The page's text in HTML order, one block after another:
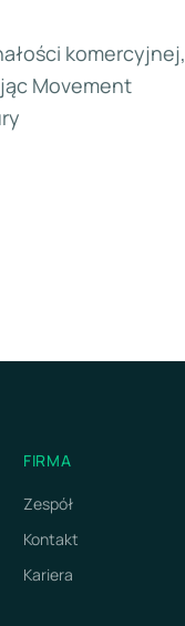
komercyjnej,
Movement
FIRMA
Zespół
Kontakt
Kariera